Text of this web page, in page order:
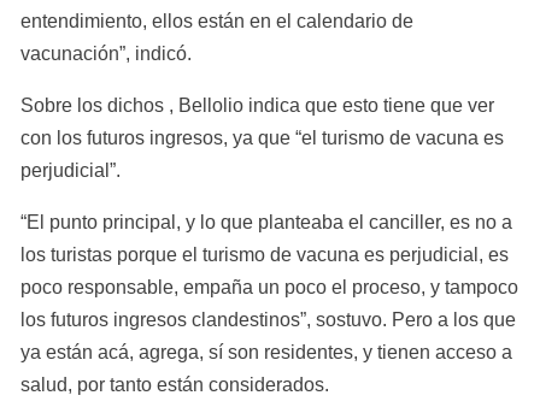
entendimiento, ellos están en el calendario de
vacunación”, indicó.
Sobre los dichos , Bellolio indica que esto tiene que ver
con los futuros ingresos, ya que “el turismo de vacuna es
perjudicial”.
“El punto principal, y lo que planteaba el canciller, es no a
los turistas porque el turismo de vacuna es perjudicial, es
poco responsable, empaña un poco el proceso, y tampoco
los futuros ingresos clandestinos”, sostuvo. Pero a los que
ya están acá, agrega, sí son residentes, y tienen acceso a
salud, por tanto están considerados.